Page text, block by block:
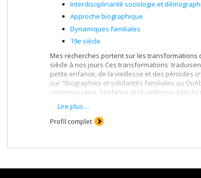
dans l’objectif d’analyser le rôle et la capacité
Interdisciplinarité sociologie et
Approche biographique
Dynamiques familiales
19e siècle
Mes recherches portent sur les transformations
siècle à nos jours Ces transformations
petite enfance, de la vieillesse et des périodes
sur "Biographies et solidarités familiales au
contemporaine, l'enfance et la vieillesse dans
Lire plus…
Profil complet